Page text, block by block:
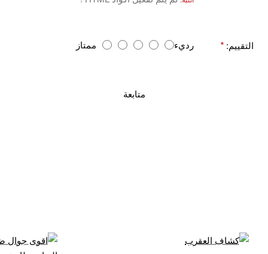
االتقييم: رديء ممتاز
متابعة